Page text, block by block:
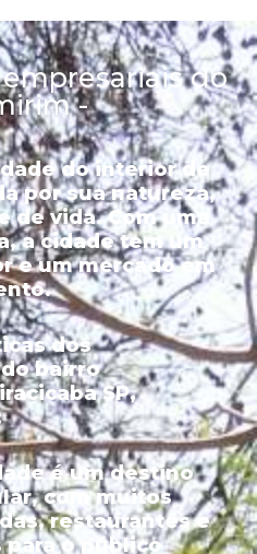
do
-
do interior de
por sua natureza,
vida. Com uma
a cidade tem um
e um mercado em
dos
bairro
SP,
é um destino
com muitos
restaurantes e
o público